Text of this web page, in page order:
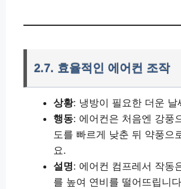
2.7. 효율적인 에어컨 조작
상황: 냉방이 필요한 더운 날
행동: 에어컨은 처음엔 강풍
도를 빠르게 낮춘 뒤 약풍으
요.
설명: 에어컨 컴프레서 작동
를 높여 연비를 떨어뜨립니